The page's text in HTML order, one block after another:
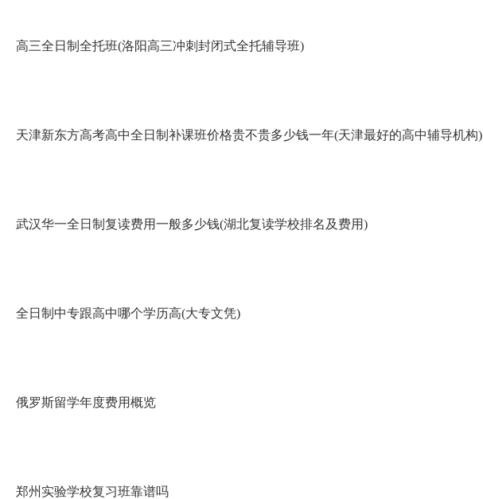
高三全日制全托班(洛阳高三冲刺封闭式全托辅导班)
天津新东方高考高中全日制补课班价格贵不贵多少钱一年(天津最好的高中辅导机构)
武汉华一全日制复读费用一般多少钱(湖北复读学校排名及费用)
全日制中专跟高中哪个学历高(大专文凭)
俄罗斯留学年度费用概览
郑州实验学校复习班靠谱吗